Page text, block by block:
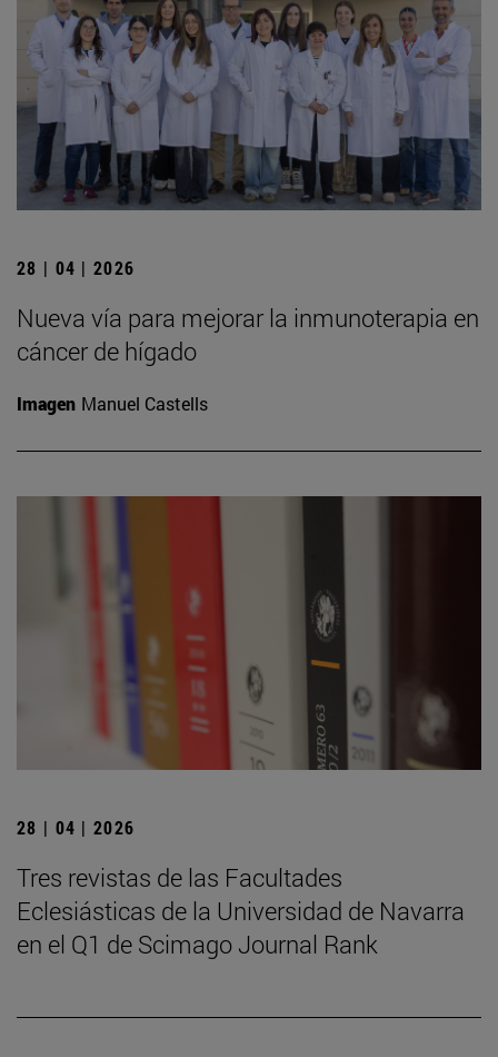
28 | 04 | 2026
Nueva vía para mejorar la inmunoterapia en
cáncer de hígado
Imagen Manuel Castells
28 | 04 | 2026
Tres revistas de las Facultades
Eclesiásticas de la Universidad de Navarra
en el Q1 de Scimago Journal Rank